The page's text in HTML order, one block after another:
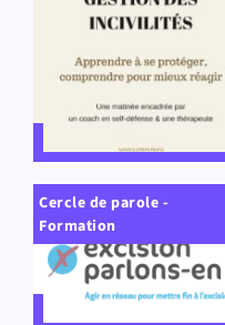
Cercle de parole -
Formation